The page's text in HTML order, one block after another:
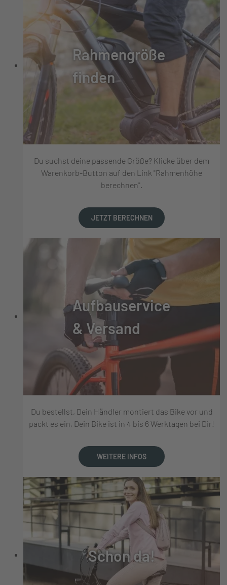
Rahmengröße
finden
Du suchst deine passende Größe? Klicke über dem
Warenkorb-Button auf den Link "Rahmenhöhe
berechnen".
JETZT BERECHNEN
Aufbauservice
& Versand
Du bestellst, Dein Händler montiert das Bike vor und
packt es ein, Dein Bike ist in 4 bis 6 Werktagen bei Dir!
WEITERE INFOS
Schon da!